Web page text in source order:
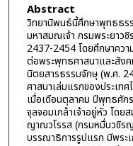
Abstract
วิทยานิพนธ์นี้ศึกษาพุทธธร
มหาสมณเจ้า กรมพระยาว
2437-2454 โดยศึกษาคว
ต่อพระพุทธศาสนาและสังค
นิตยสารธรรมจักษุ (พ.ศ.
ศาสนาเล่มแรกของประเท
เมื่อเดือนตุลาคม ปีพุทธศัก
จุลจอมเกล้าเจ้าอยู่หัว โดย
ญาณวโรรส (กรมหมื่นวชิร
บรรณาธิการรูปแรก มีพระ